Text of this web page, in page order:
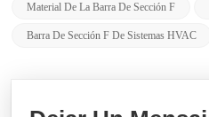
Material De La Barra De Sección F
Barra De Sección F De Sistemas HVAC